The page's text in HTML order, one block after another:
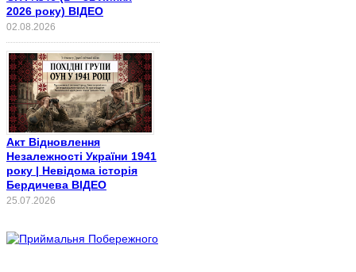
2026 року) ВІДЕО
02.08.2026
Акт Відновлення
Незалежності України 1941
року | Невідома історія
Бердичева ВІДЕО
25.07.2026